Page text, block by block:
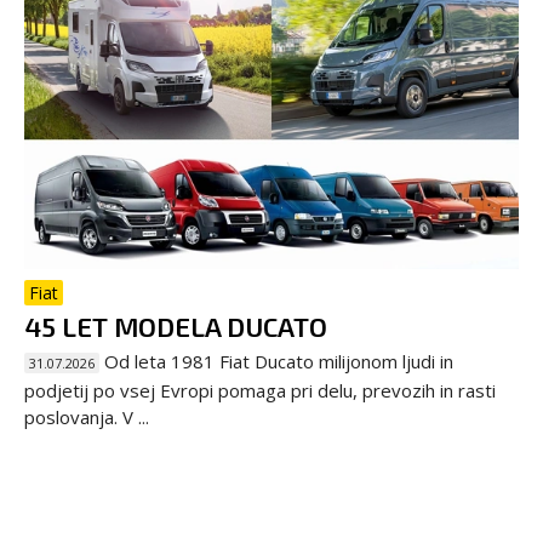
Fiat
45 LET MODELA DUCATO
31.07.2026 Od leta 1981 Fiat Ducato milijonom ljudi in
podjetij po vsej Evropi pomaga pri delu, prevozih in rasti
poslovanja. V ...